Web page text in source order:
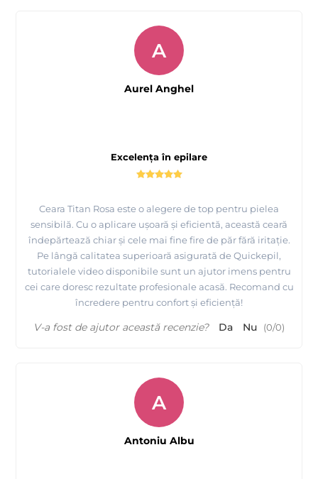
Excelența în epilare
Ceara Titan Rosa este o alegere de top pentru pielea
sensibilă. Cu o aplicare ușoară și eficientă, această ceară
îndepărtează chiar și cele mai fine fire de păr fără iritație.
Pe lângă calitatea superioară asigurată de Quickepil,
tutorialele video disponibile sunt un ajutor imens pentru
cei care doresc rezultate profesionale acasă. Recomand cu
încredere pentru confort și eficiență!
A
Aurel Anghel
V-a fost de ajutor această recenzie? Da Nu (0/0)
A
Antoniu Albu